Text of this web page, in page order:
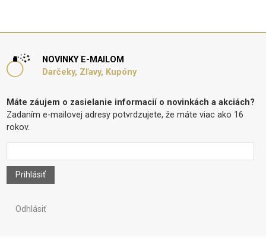
NOVINKY E-MAILOM
Darčeky, Zľavy, Kupóny
Máte záujem o zasielanie informacií o novinkách a akciách?
Zadaním e-mailovej adresy potvrdzujete, že máte viac ako 16
rokov.
Prihlásiť
Odhlásiť